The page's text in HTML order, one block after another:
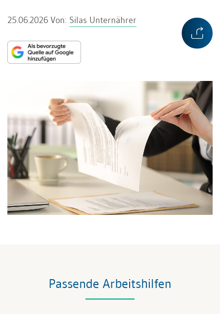
25.06.2026 Von: Silas Unternährer
Passende Arbeitshilfen